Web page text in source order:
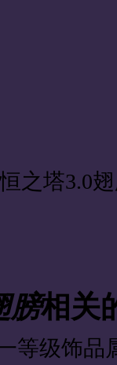
膀相关
等级饰品